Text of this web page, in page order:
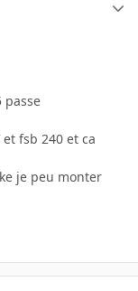
passe
fsb 240 et ca
je peu monter